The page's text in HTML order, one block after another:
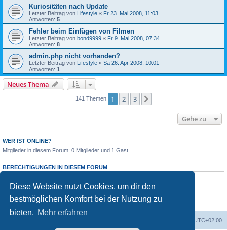
Diese Website nutzt Cookies, um dir den
bestmöglichen Komfort bei der Nutzung zu
bieten. Mehr erfahren
Kuriositäten nach Update
Letzter Beitrag von Lifestyle « Fr 23. Mai 2008, 11:03
Antworten: 5
Fehler beim Einfügen von Filmen
Letzter Beitrag von bond9999 « Fr 9. Mai 2008, 07:34
Antworten: 8
admin.php nicht vorhanden?
Letzter Beitrag von Lifestyle « Sa 26. Apr 2008, 10:01
Antworten: 1
Neues Thema
141 Themen 1 2 3
Gehe zu
WER IST ONLINE?
Mitglieder in diesem Forum: 0 Mitglieder und 1 Gast
BERECHTIGUNGEN IN DIESEM FORUM
Du darfst keineAntworten zu Themen in diesem Forum erstellen.
Du darfst deine Beiträge in diesem Forumnichtändern.
Du darfst deine Beiträge in diesem Forum nicht löschen.
keine
UTC+02:00